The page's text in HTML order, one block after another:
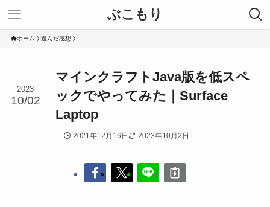
ぶこもり
ホーム 遊んだ感想
マインクラフトJava版を低スペ
ックでやってみた｜Surface
Laptop
2023
10/02
2021年12月16日 2023年10月2日